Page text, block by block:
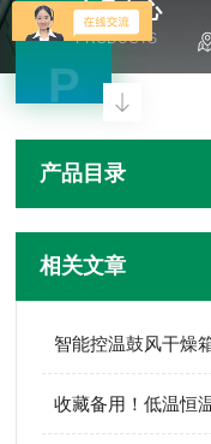
产品中心
PRODUCTS
P
产品目录
相关文章
收藏备用！低温恒